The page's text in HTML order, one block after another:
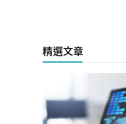
精選文章